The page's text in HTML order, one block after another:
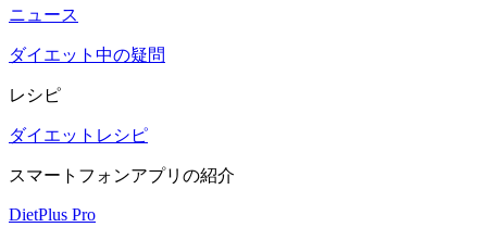
ニュース
ダイエット中の疑問
レシピ
ダイエットレシピ
スマートフォンアプリの紹介
DietPlus Pro